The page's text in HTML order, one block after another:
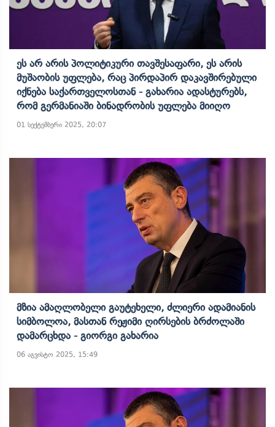
Ეს Არ Არის Პოლიტიკური Თავშესაფარი, Ეს Არის
Მუშაობის Უფლება, Რაც Პირდაპირ Დაკავშირებული
Იქნება Საქართველოსთან - Გახარია Ადასტურებს,
Რომ Გერმანიაში Ბინადრობის Უფლება Მიიღო
01 სექტემბერი 2025, 20:07
Მზია Ამაღლობელი Გაუტეხელი, Ძლიერი Ადამიანის
Სიმბოლოა, Მასთან Რეჟიმი Ღირსების Ბრძოლაში
Დამარცხდა - Გიორგი Გახარია
06 აგვისტო 2025, 15:49